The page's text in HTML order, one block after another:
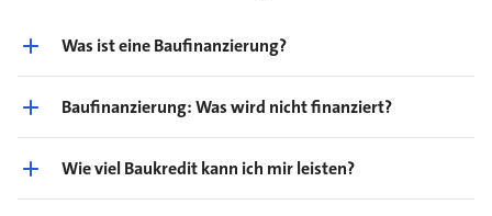
Was ist eine Baufinanzierung?
Baufinanzierung: Was wird nicht finanziert?
Wie viel Baukredit kann ich mir leisten?